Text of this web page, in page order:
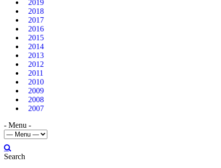
2019
2018
2017
2016
2015
2014
2013
2012
2011
2010
2009
2008
2007
- Menu -
Search